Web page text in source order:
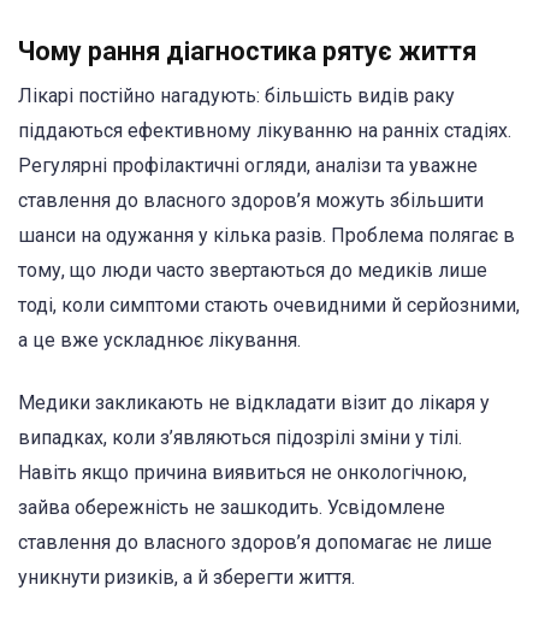
Чому рання діагностика рятує життя
Лікарі постійно нагадують: більшість видів раку
піддаються ефективному лікуванню на ранніх стадіях.
Регулярні профілактичні огляди, аналізи та уважне
ставлення до власного здоров’я можуть збільшити
шанси на одужання у кілька разів. Проблема полягає в
тому, що люди часто звертаються до медиків лише
тоді, коли симптоми стають очевидними й серйозними,
а це вже ускладнює лікування.
Медики закликають не відкладати візит до лікаря у
випадках, коли з’являються підозрілі зміни у тілі.
Навіть якщо причина виявиться не онкологічною,
зайва обережність не зашкодить. Усвідомлене
ставлення до власного здоров’я допомагає не лише
уникнути ризиків, а й зберегти життя.